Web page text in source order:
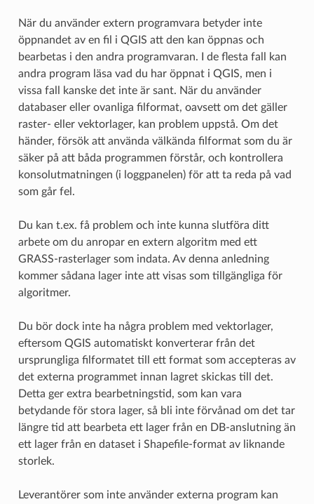
När du använder extern programvara betyder inte
öppnandet av en fil i QGIS att den kan öppnas och
bearbetas i den andra programvaran. I de flesta fall kan
andra program läsa vad du har öppnat i QGIS, men i
vissa fall kanske det inte är sant. När du använder
databaser eller ovanliga filformat, oavsett om det gäller
raster- eller vektorlager, kan problem uppstå. Om det
händer, försök att använda välkända filformat som du är
säker på att båda programmen förstår, och kontrollera
konsolutmatningen (i loggpanelen) för att ta reda på vad
som går fel.
Du kan t.ex. få problem och inte kunna slutföra ditt
arbete om du anropar en extern algoritm med ett
GRASS-rasterlager som indata. Av denna anledning
kommer sådana lager inte att visas som tillgängliga för
algoritmer.
Du bör dock inte ha några problem med vektorlager,
eftersom QGIS automatiskt konverterar från det
ursprungliga filformatet till ett format som accepteras av
det externa programmet innan lagret skickas till det.
Detta ger extra bearbetningstid, som kan vara
betydande för stora lager, så bli inte förvånad om det tar
längre tid att bearbeta ett lager från en DB-anslutning än
ett lager från en dataset i Shapefile-format av liknande
storlek.
Leverantörer som inte använder externa program kan